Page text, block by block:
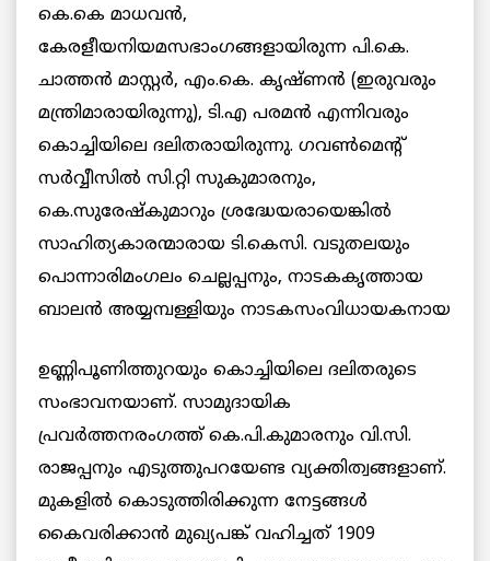
കെ.കെ മാധവന്‍,
കേരളീയനിയമസഭാംഗങ്ങളായിരുന്ന പി.കെ.
ചാത്തന്‍ മാസ്റ്റര്‍, എം.കെ. കൃഷ്ണന്‍ (ഇരുവരും
മന്ത്രിമാരായിരുന്നു), ടി.എ പരമന്‍ എന്നിവരും
കൊച്ചിയിലെ ദലിതരായിരുന്നു. ഗവണ്‍മെന്റ്
സര്‍വ്വീസില്‍ സി.റ്റി സുകുമാരനും,
കെ.സുരേഷ്‌കുമാറും ശ്രദ്ധേയരായെങ്കില്‍
സാഹിത്യകാരന്മാരായ ടി.കെസി. വടുതലയും
പൊന്നാരിമംഗലം ചെല്ലപ്പനും, നാടകകൃത്തായ
ബാലന്‍ അയ്യമ്പള്ളിയും നാടകസംവിധായകനായ
ഉണ്ണിപൂണിത്തുറയും കൊച്ചിയിലെ ദലിതരുടെ
സംഭാവനയാണ്. സാമുദായിക
പ്രവര്‍ത്തനരംഗത്ത് കെ.പി.കുമാരനും വി.സി.
രാജപ്പനും എടുത്തുപറയേണ്ട വ്യക്തിത്വങ്ങളാണ്.
മുകളില്‍ കൊടുത്തിരിക്കുന്ന നേട്ടങ്ങള്‍
കൈവരിക്കാന്‍ മുഖ്യപങ്ക് വഹിച്ചത് 1909